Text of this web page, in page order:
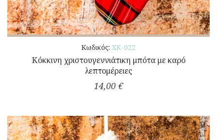
Κωδικός: ΧΚ-022
Κόκκινη χριστουγεννιάτικη μπότα με καρό
λεπτομέρειες
14,00 €